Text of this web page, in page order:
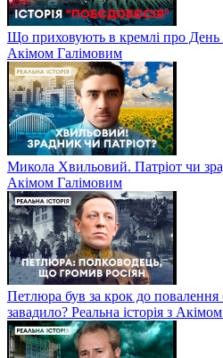
Що приховують в кремлі про День
Акімом Галімовим
Микола Хвильовий. Патріот чи
Акімом Галімовим
Петлюра був за крок до
завадило? Реальна історія з